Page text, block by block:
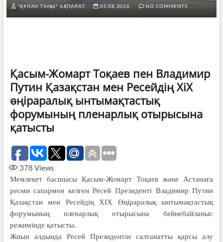
"ҚҰЛАН ТАҢЫ" АҚПАРАТ. 05.08.2026 NO COMMENTS
Қасым-Жомарт Тоқаев пен Владимир
Путин Қазақстан мен Ресейдің ХіХ
өңіраралық ынтымақтастық
форумының пленарлық отырысына
қатысты
378 Views
Мемлекет басшысы Қасым-Жомарт Тоқаев және Астанаға
ресми сапармен келген Ресей Президенті Владимир Путин
Қазақстан мен Ресейдің XIX Өңіраралық ынтымақтастық
форумының пленарлық отырысына бейнебайланыс
режимінде қатысты.
Жиын алдында Ресей Президентін салтанатты қарсы алу